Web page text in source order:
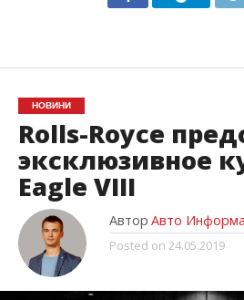
НОВИНИ
Rolls-Royce
эксклюзивное
Eagle VIII
Автор Авто
Posted on 24.05.2019